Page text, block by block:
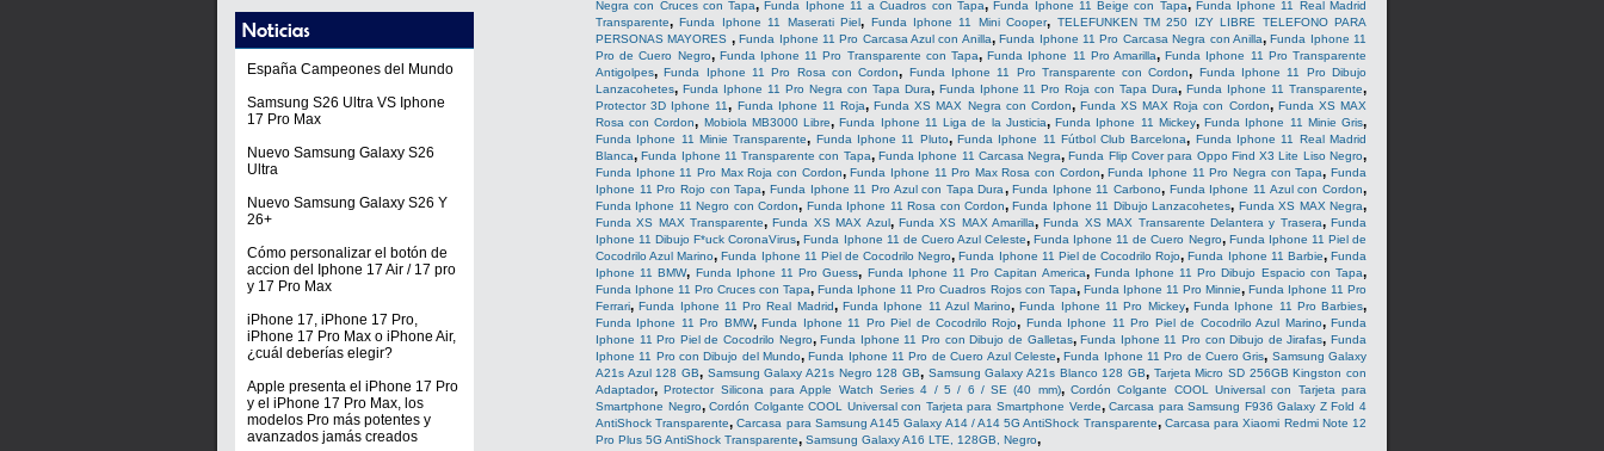
España Campeones del Mundo
Samsung S26 Ultra VS Iphone
17 Pro Max
Nuevo Samsung Galaxy S26
Ultra
Nuevo Samsung Galaxy S26 Y
26+
Cómo personalizar el botón de
accion del Iphone 17 Air / 17 pro
y 17 Pro Max
iPhone 17, iPhone 17 Pro,
iPhone 17 Pro Max o iPhone Air,
¿cuál deberías elegir?
Apple presenta el iPhone 17 Pro
y el iPhone 17 Pro Max, los
modelos Pro más potentes y
avanzados jamás creados
Negra con Cruces con Tapa,Funda Iphone 11 a Cuadros con Tapa,Funda Iphone 11 Beige con Tapa, Funda Iphone 11 Real Madrid
Transparente,Funda Iphone 11 Maserati Piel, Funda Iphone 11 Mini Cooper, TELEFUNKEN TM 250 IZY LIBRE TELEFONO PARA
PERSONAS MAYORES ,Funda Iphone 11 Pro Carcasa Azul con Anilla,Funda Iphone 11 Pro Carcasa Negra con Anilla,Funda Iphone 11
Pro de Cuero Negro, Funda Iphone 11 Pro Transparente con Tapa,Funda Iphone 11 Pro Amarilla,Funda Iphone 11 Pro Transparente
Antigolpes,Funda Iphone 11 Pro Rosa con Cordon, Funda Iphone 11 Pro Transparente con Cordon, Funda Iphone 11 Pro Dibujo
Lanzacohetes, Funda Iphone 11 Pro Negra con Tapa Dura, Funda Iphone 11 Pro Roja con Tapa Dura,Funda Iphone 11 Transparente,
Protector 3D Iphone 11, Funda Iphone 11 Roja,Funda XS MAX Negra con Cordon, Funda XS MAX Roja con Cordon, Funda XS MAX
Rosa con Cordon, Mobiola MB3000 Libre,Funda Iphone 11 Liga de la Justicia,Funda Iphone 11 Mickey,Funda Iphone 11 Minie Gris,
Funda Iphone 11 Minie Transparente, Funda Iphone 11 Pluto, Funda Iphone 11 Fútbol Club Barcelona, Funda Iphone 11 Real Madrid
Blanca,Funda Iphone 11 Transparente con Tapa,Funda Iphone 11 Carcasa Negra,Funda Flip Cover para Oppo Find X3 Lite Liso Negro,
Funda Iphone 11 Pro Max Roja con Cordon,Funda Iphone 11 Pro Max Rosa con Cordon,Funda Iphone 11 Pro Negra con Tapa,Funda
Iphone 11 Pro Rojo con Tapa, Funda Iphone 11 Pro Azul con Tapa Dura,Funda Iphone 11 Carbono, Funda Iphone 11 Azul con Cordon,
Funda Iphone 11 Negro con Cordon, Funda Iphone 11 Rosa con Cordon,Funda Iphone 11 Dibujo Lanzacohetes, Funda XS MAX Negra,
Funda XS MAX Transparente,Funda XS MAX Azul, Funda XS MAX Amarilla,Funda XS MAX Transarente Delantera y Trasera,Funda
Iphone 11 Dibujo F*uck CoronaVirus,Funda Iphone 11 de Cuero Azul Celeste,Funda Iphone 11 de Cuero Negro, Funda Iphone 11 Piel de
Cocodrilo Azul Marino,Funda Iphone 11 Piel de Cocodrilo Negro,Funda Iphone 11 Piel de Cocodrilo Rojo,Funda Iphone 11 Barbie,Funda
Iphone 11 BMW, Funda Iphone 11 Pro Guess, Funda Iphone 11 Pro Capitan America, Funda Iphone 11 Pro Dibujo Espacio con Tapa,
Funda Iphone 11 Pro Cruces con Tapa,Funda Iphone 11 Pro Cuadros Rojos con Tapa, Funda Iphone 11 Pro Minnie, Funda Iphone 11 Pro
Ferrari,Funda Iphone 11 Pro Real Madrid,Funda Iphone 11 Azul Marino,Funda Iphone 11 Pro Mickey, Funda Iphone 11 Pro Barbies,
Funda Iphone 11 Pro BMW,Funda Iphone 11 Pro Piel de Cocodrilo Rojo, Funda Iphone 11 Pro Piel de Cocodrilo Azul Marino,Funda
Iphone 11 Pro Piel de Cocodrilo Negro,Funda Iphone 11 Pro con Dibujo de Galletas,Funda Iphone 11 Pro con Dibujo de Jirafas,Funda
Iphone 11 Pro con Dibujo del Mundo,Funda Iphone 11 Pro de Cuero Azul Celeste,Funda Iphone 11 Pro de Cuero Gris, Samsung Galaxy
A21s Azul 128 GB, Samsung Galaxy A21s Negro 128 GB, Samsung Galaxy A21s Blanco 128 GB, Tarjeta Micro SD 256GB Kingston con
Adaptador,Protector Silicona para Apple Watch Series 4 / 5 / 6 / SE (40 mm),Cordón Colgante COOL Universal con Tarjeta para
Smartphone Negro,Cordón Colgante COOL Universal con Tarjeta para Smartphone Verde,Carcasa para Samsung F936 Galaxy Z Fold 4
AntiShock Transparente,Carcasa para Samsung A145 Galaxy A14 / A14 5G AntiShock Transparente, Carcasa para Xiaomi Redmi Note 12
Pro Plus 5G AntiShock Transparente, Samsung Galaxy A16 LTE, 128GB, Negro,